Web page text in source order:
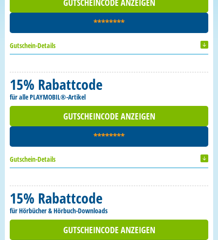
GUTSCHEINCODE ANZEIGEN
********
Gutschein-Details
15% Rabattcode
für alle PLAYMOBIL®-Artikel
GUTSCHEINCODE ANZEIGEN
********
Gutschein-Details
15% Rabattcode
für Hörbücher & Hörbuch-Downloads
GUTSCHEINCODE ANZEIGEN